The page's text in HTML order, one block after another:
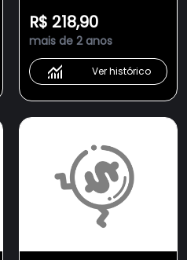
Tam G + Lancheira E
Estojo
R$ 218,90
mais de 2 anos
Ver histórico